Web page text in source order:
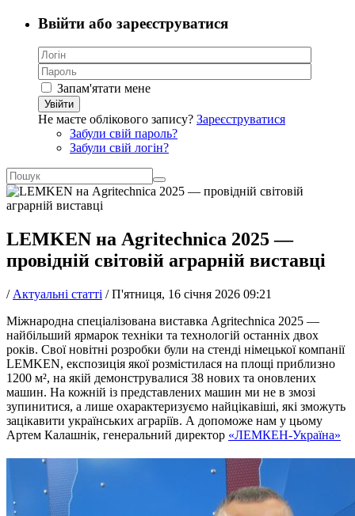
Ввійти або зареєструватися
Запам'ятати мене
Увійти
Не маєте облікового запису? Зареєструватися
Забули свій пароль?
Забули свій логін?
LEMKEN на Agritechnica 2025 —
провідній світовій аграрній виставці
/ Актуальні статті /П'ятниця, 16 січня 2026 09:21
Міжнародна спеціалізована виставка Agritechnica 2025 —
найбільший ярмарок техніки та технологій останніх двох
років. Свої новітні розробки були на стенді німецької компанії
LEMKEN, експозиція якої розмістилася на площі приблизно
1200 м², на якій демонструвалися 38 нових та оновлених
машин. На кожній із представлених машин ми не в змозі
зупинитися, а лише охарактеризуємо найцікавіші, які зможуть
зацікавити українських аграріїв. А допоможе нам у цьому
Артем Калашнік, генеральний директор «ЛЕМКЕН-Україна»